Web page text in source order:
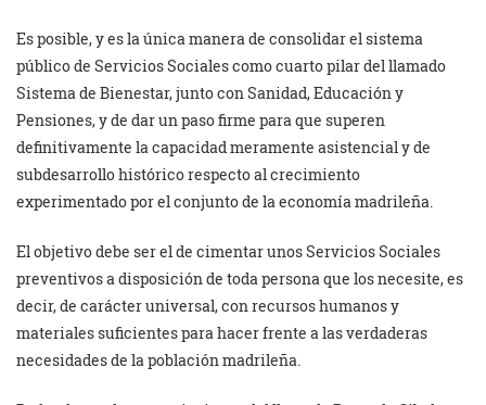
Es posible, y es la única manera de consolidar el sistema
público de Servicios Sociales como cuarto pilar del llamado
Sistema de Bienestar, junto con Sanidad, Educación y
Pensiones, y de dar un paso firme para que superen
definitivamente la capacidad meramente asistencial y de
subdesarrollo histórico respecto al crecimiento
experimentado por el conjunto de la economía madrileña.
El objetivo debe ser el de cimentar unos Servicios Sociales
preventivos a disposición de toda persona que los necesite, es
decir, de carácter universal, con recursos humanos y
materiales suficientes para hacer frente a las verdaderas
necesidades de la población madrileña.